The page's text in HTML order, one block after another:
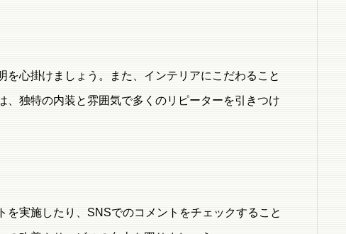
心掛けましょう。また、インテリアにこだわること
独特の内装と雰囲気で多くのリピーターを引きつけ
実施したり、SNSでのコメントをチェックすること